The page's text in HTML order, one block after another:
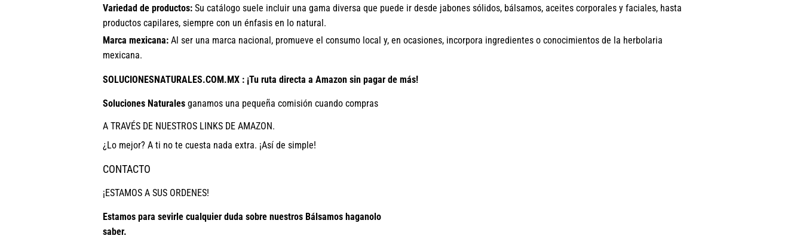
Variedad de productos: Su catálogo suele incluir una gama diversa que puede ir desde jabones sólidos, bálsamos, aceites corporales y faciales, hasta
productos capilares, siempre con un énfasis en lo natural.
Marca mexicana: Al ser una marca nacional, promueve el consumo local y, en ocasiones, incorpora ingredientes o conocimientos de la herbolaria
mexicana.
SOLUCIONESNATURALES.COM.MX : ¡Tu ruta directa a Amazon sin pagar de más!
Soluciones Naturales ganamos una pequeña comisión cuando compras
A TRAVÉS DE NUESTROS LINKS DE AMAZON.
¿Lo mejor? A ti no te cuesta nada extra. ¡Así de simple!
CONTACTO
¡ESTAMOS A SUS ORDENES!
Estamos para sevirle cualquier duda sobre nuestros Bálsamos haganolo
saber.